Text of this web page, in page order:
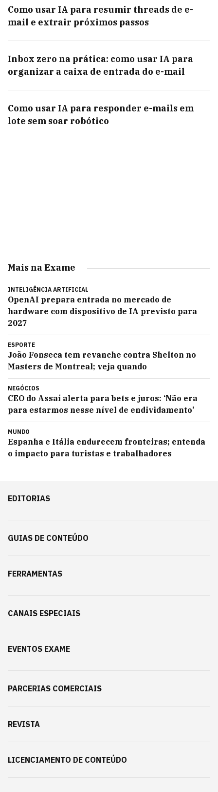
Como usar IA para resumir threads de e-
mail e extrair próximos passos
Inbox zero na prática: como usar IA para
organizar a caixa de entrada do e-mail
Como usar IA para responder e-mails em
lote sem soar robótico
Mais na Exame
INTELIGÊNCIA ARTIFICIAL
OpenAI prepara entrada no mercado de
hardware com dispositivo de IA previsto para
2027
ESPORTE
João Fonseca tem revanche contra Shelton no
Masters de Montreal; veja quando
NEGÓCIOS
CEO do Assaí alerta para bets e juros: ‘Não era
para estarmos nesse nível de endividamento’
MUNDO
Espanha e Itália endurecem fronteiras; entenda
o impacto para turistas e trabalhadores
EDITORIAS
GUIAS DE CONTEÚDO
FERRAMENTAS
CANAIS ESPECIAIS
EVENTOS EXAME
PARCERIAS COMERCIAIS
REVISTA
LICENCIAMENTO DE CONTEÚDO